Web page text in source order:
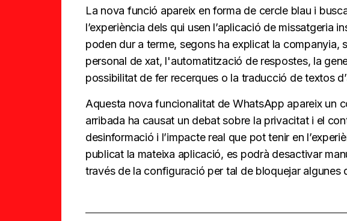
La nova funció apareix en forma de cercle blau i
l’experiència dels qui usen l’aplicació de missatgeria
poden dur a terme, segons ha explicat la companyia,
personal de xat, l'automatització de respostes, la
possibilitat de fer recerques o la traducció de textos
Aquesta nova funcionalitat de WhatsApp apareix un
arribada ha causat un debat sobre la privacitat i el
desinformació i l’impacte real que pot tenir en
publicat la mateixa aplicació, es podrà desactivar
través de la configuració per tal de bloquejar algunes